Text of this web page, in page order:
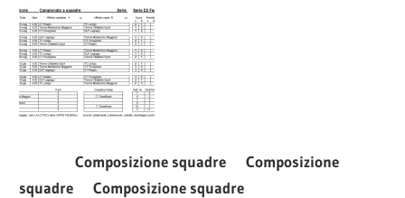
Composizione squadre Composizione
squadre Composizione squadre